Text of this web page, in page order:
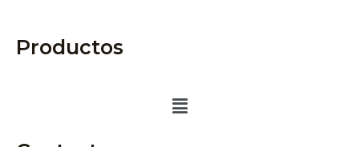
Productos
Menú